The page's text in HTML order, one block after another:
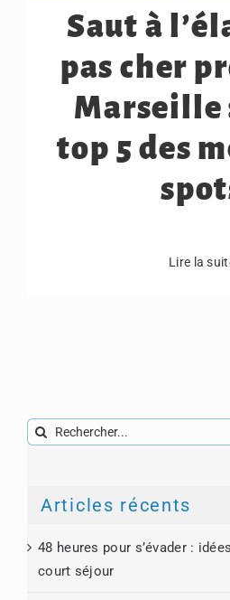
Saut à
pas cher
Marseille
top 5 des
Lire la
Rechercher:
Articles récents
48 heures pour s’évader :
court séjour